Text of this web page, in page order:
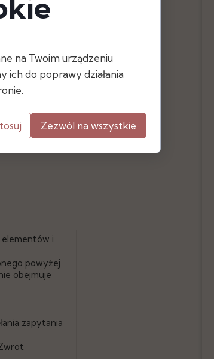
i
powyżej
obejmuje
zapytania
10 cm
na Twoim urządzeniu
ich do poprawy działania
Zezwól na wszystkie